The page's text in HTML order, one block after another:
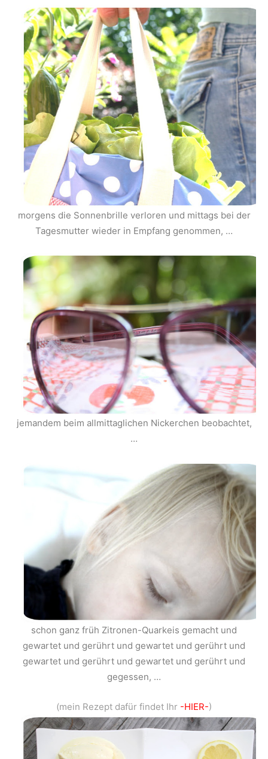
morgens die Sonnenbrille verloren und mittags bei der
Tagesmutter wieder in Empfang genommen, …
jemandem beim allmittaglichen Nickerchen beobachtet,
…
schon ganz früh Zitronen-Quarkeis gemacht und
gewartet und gerührt und gewartet und gerührt und
gewartet und gerührt und gewartet und gerührt und
gegessen, …
(mein Rezept dafür findet Ihr -HIER-)